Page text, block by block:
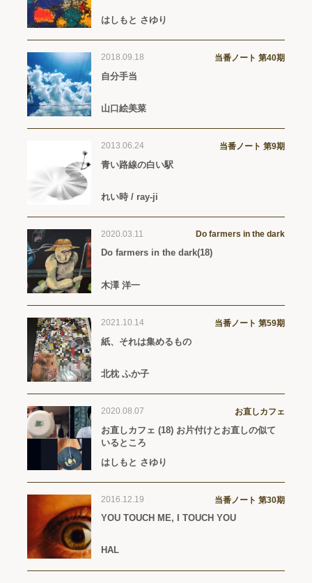
はしもと さゆり
2018.09.18 当番ノート 第40期
自分手当
山口絵美菜
2013.06.24 当番ノート 第9期
青い路線の白い駅
れい時 / ray-ji
2020.03.11 Do farmers in the dark
Do farmers in the dark(18)
木澤 洋一
2021.10.14 当番ノート 第59期
紙、それは集めるもの
北枕 ふか子
2020.08.07 お直しカフェ
お直しカフェ (18) お片付けとお直しの似て
いるところ
はしもと さゆり
2016.12.19 当番ノート 第30期
YOU TOUCH ME, I TOUCH YOU
HAL